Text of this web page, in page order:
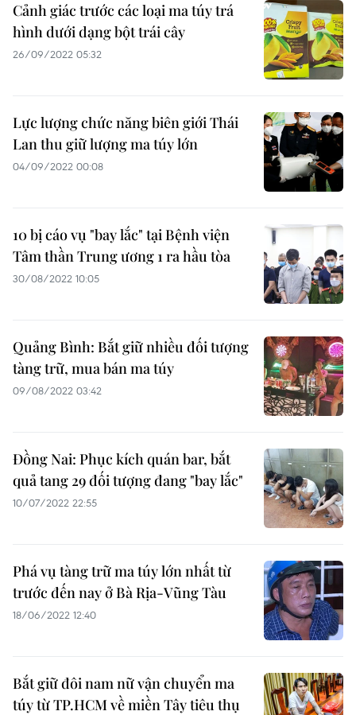
Cảnh giác trước các loại ma túy trá
hình dưới dạng bột trái cây
26/09/2022 05:32
Lực lượng chức năng biên giới Thái
Lan thu giữ lượng ma túy lớn
04/09/2022 00:08
10 bị cáo vụ "bay lắc" tại Bệnh viện
Tâm thần Trung ương 1 ra hầu tòa
30/08/2022 10:05
Quảng Bình: Bắt giữ nhiều đối tượng
tàng trữ, mua bán ma túy
09/08/2022 03:42
Đồng Nai: Phục kích quán bar, bắt
quả tang 29 đối tượng đang "bay lắc"
10/07/2022 22:55
Phá vụ tàng trữ ma túy lớn nhất từ
trước đến nay ở Bà Rịa-Vũng Tàu
18/06/2022 12:40
Bắt giữ đôi nam nữ vận chuyển ma
túy từ TP.HCM về miền Tây tiêu thụ